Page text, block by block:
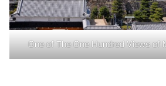
One of The One Hundred Views of